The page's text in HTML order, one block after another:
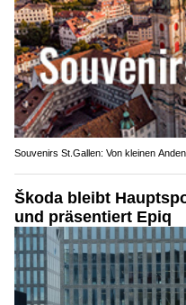
Souvenirs St.Gallen: Von kleinen
Škoda bleibt
und präsentiert Epiq